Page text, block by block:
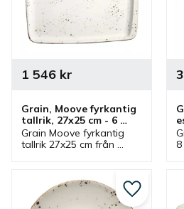
Grain, Moove fyrkantig
tallrik, 27x25 cm - 6
st/fp
Grain Moove fyrkantig
tallrik 27x25 cm från
finns. Tallrik som är en
bra mattallrik.
1 546kr
8
Lägg till i